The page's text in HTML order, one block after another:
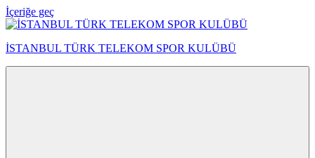
İçeriğe geç
İSTANBUL TÜRK TELEKOM SPOR KULÜBÜ